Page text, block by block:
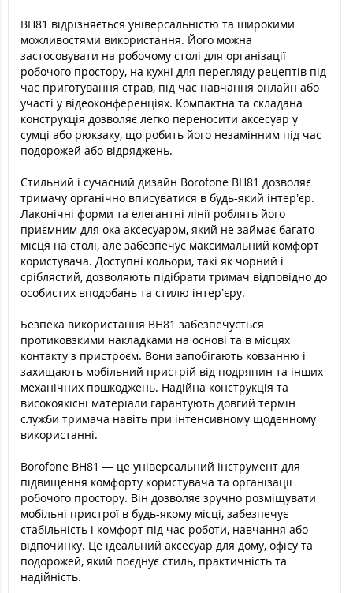
BH81 відрізняється універсальністю та широкими
можливостями використання. Його можна
застосовувати на робочому столі для організації
робочого простору, на кухні для перегляду рецептів під
час приготування страв, під час навчання онлайн або
участі у відеоконференціях. Компактна та складана
конструкція дозволяє легко переносити аксесуар у
сумці або рюкзаку, що робить його незамінним під час
подорожей або відряджень.
Стильний і сучасний дизайн Borofone BH81 дозволяє
тримачу органічно вписуватися в будь-який інтер’єр.
Лаконічні форми та елегантні лінії роблять його
приємним для ока аксесуаром, який не займає багато
місця на столі, але забезпечує максимальний комфорт
користувача. Доступні кольори, такі як чорний і
сріблястий, дозволяють підібрати тримач відповідно до
особистих вподобань та стилю інтер’єру.
Безпека використання BH81 забезпечується
протиковзкими накладками на основі та в місцях
контакту з пристроєм. Вони запобігають ковзанню і
захищають мобільний пристрій від подряпин та інших
механічних пошкоджень. Надійна конструкція та
високоякісні матеріали гарантують довгий термін
служби тримача навіть при інтенсивному щоденному
використанні.
Borofone BH81 — це універсальний інструмент для
підвищення комфорту користувача та організації
робочого простору. Він дозволяє зручно розміщувати
мобільні пристрої в будь-якому місці, забезпечує
стабільність і комфорт під час роботи, навчання або
відпочинку. Це ідеальний аксесуар для дому, офісу та
подорожей, який поєднує стиль, практичність та
надійність.